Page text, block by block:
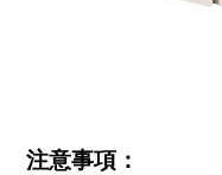
注意事項：